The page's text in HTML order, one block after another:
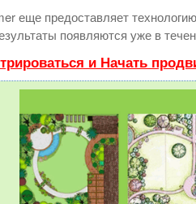
еще предоставляет
появляются уже в
и Начать